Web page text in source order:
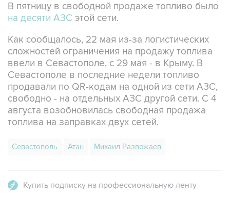
В пятницу в свободной продаже топливо было
на десяти АЗС этой сети.
Как сообщалось, 22 мая из-за логистических
сложностей ограничения на продажу топлива
ввели в Севастополе, с 29 мая - в Крыму. В
Севастополе в последние недели топливо
продавали по QR-кодам на одной из сети АЗС,
свободно - на отдельных АЗС другой сети. С 4
августа возобновилась свободная продажа
топлива на заправках двух сетей.
Севастополь Атан Михаил Развожаев
Купить подписку на профессиональную ленту